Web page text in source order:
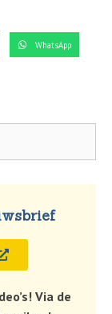
WhatsApp
Via de